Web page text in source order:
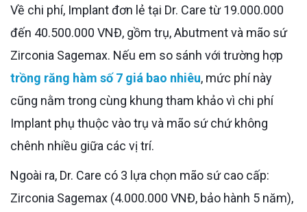
Về chi phí, Implant đơn lẻ tại Dr. Care từ 19.000.000
đến 40.500.000 VNĐ, gồm trụ, Abutment và mão sứ
Zirconia Sagemax. Nếu em so sánh với trường hợp
trồng răng hàm số 7 giá bao nhiêu, mức phí này
cũng nằm trong cùng khung tham khảo vì chi phí
Implant phụ thuộc vào trụ và mão sứ chứ không
chênh nhiều giữa các vị trí.
Ngoài ra, Dr. Care có 3 lựa chọn mão sứ cao cấp:
Zirconia Sagemax (4.000.000 VNĐ, bảo hành 5 năm),